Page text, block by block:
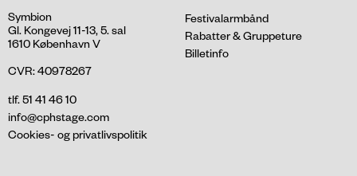
Symbion
Gl. Kongevej 11-13, 5. sal
1610 København V
CVR: 40978267
tlf. 51 41 46 10
info@cphstage.com
Cookies- og privatlivspolitik
Festivalarmbånd
Rabatter & Gruppeture
Billetinfo